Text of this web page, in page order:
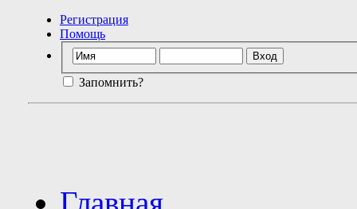
Регистрация
Помощь
Запомнить?